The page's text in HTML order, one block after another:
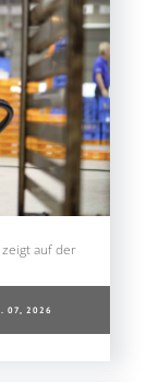
auf der
07, 2026